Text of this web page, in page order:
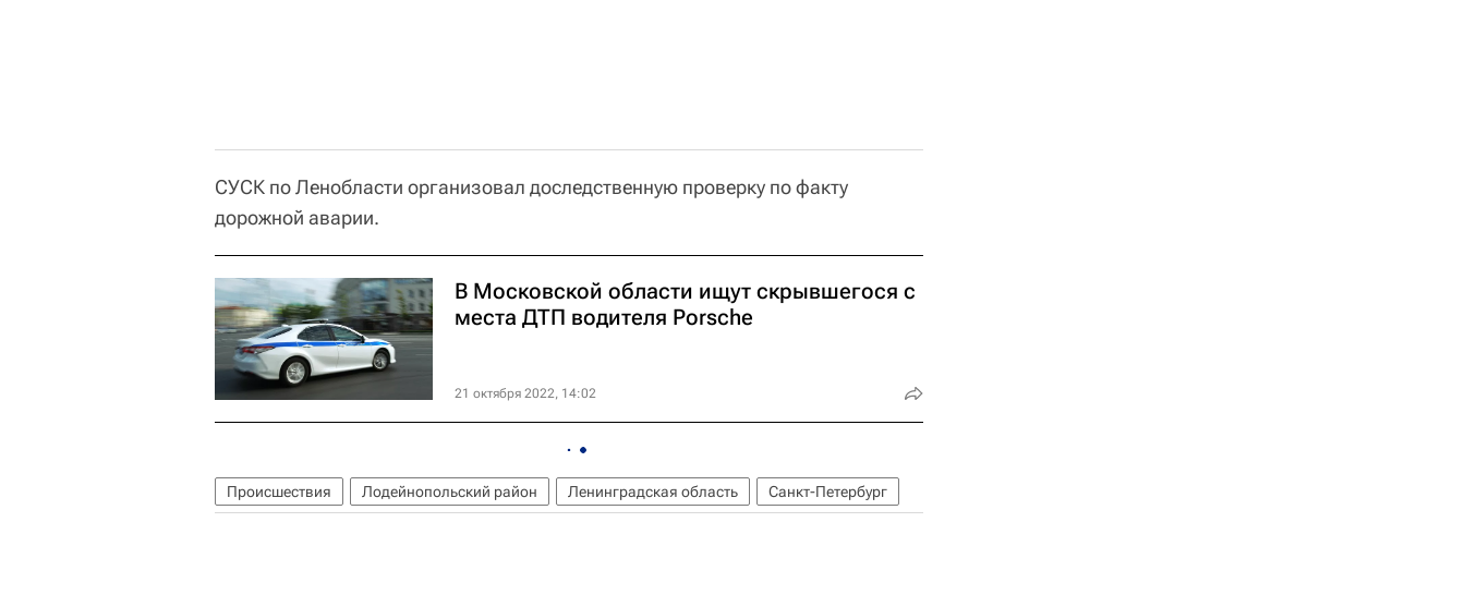
СУСК по Ленобласти организовал доследственную проверку по факту
дорожной аварии.
В Московской области ищут скрывшегося с
места ДТП водителя Porsche
21 октября 2022, 14:02
Происшествия Лодейнопольский район Ленинградская область Санкт-Петербург